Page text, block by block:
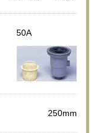
50A
250mm